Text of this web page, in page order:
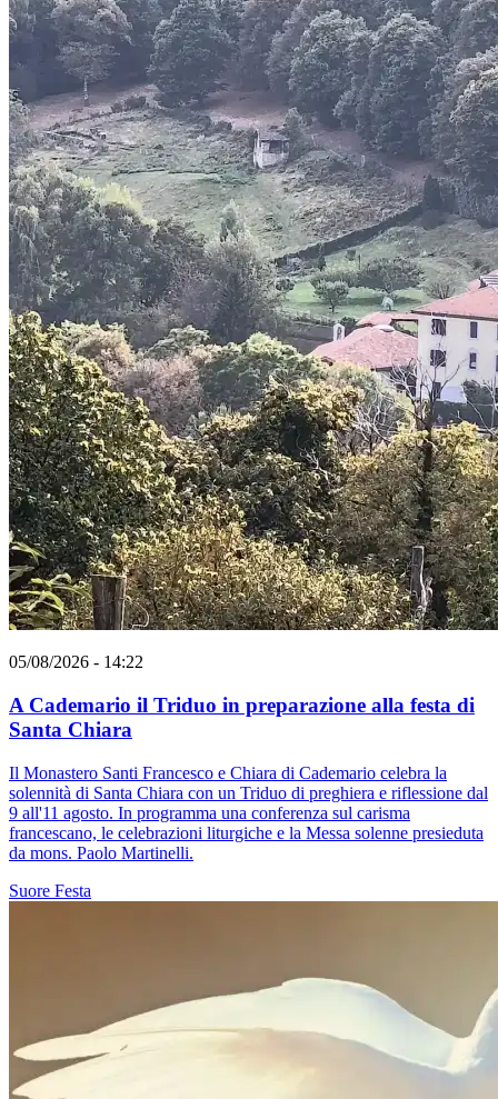
05/08/2026 - 14:22
A Cademario il Triduo in preparazione alla festa di
Santa Chiara
Il Monastero Santi Francesco e Chiara di Cademario celebra la
solennità di Santa Chiara con un Triduo di preghiera e riflessione dal
9 all'11 agosto. In programma una conferenza sul carisma
francescano, le celebrazioni liturgiche e la Messa solenne presieduta
da mons. Paolo Martinelli.
Suore Festa